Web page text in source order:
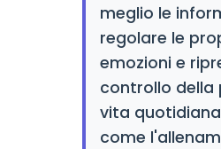
meglio le
regolare le
emozioni e
controllo della
vita
come